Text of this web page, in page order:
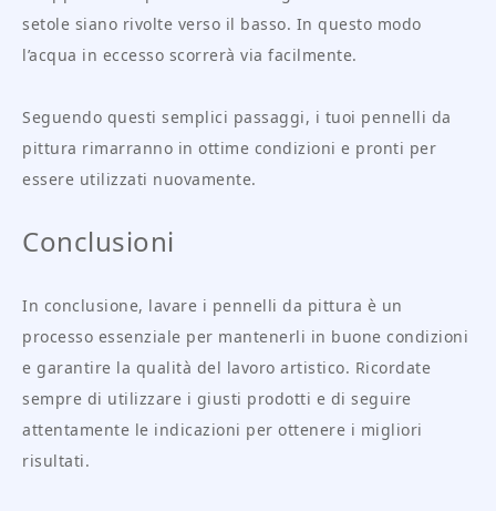
setole siano rivolte verso il basso. In questo modo
l’acqua in eccesso scorrerà via facilmente.
Seguendo questi semplici passaggi, i tuoi pennelli da
pittura rimarranno in ottime condizioni e pronti per
essere utilizzati nuovamente.
Conclusioni
In conclusione, lavare i pennelli da pittura è un
processo essenziale per mantenerli in buone condizioni
e garantire la qualità del lavoro artistico. Ricordate
sempre di utilizzare i giusti prodotti e di seguire
attentamente le indicazioni per ottenere i migliori
risultati.